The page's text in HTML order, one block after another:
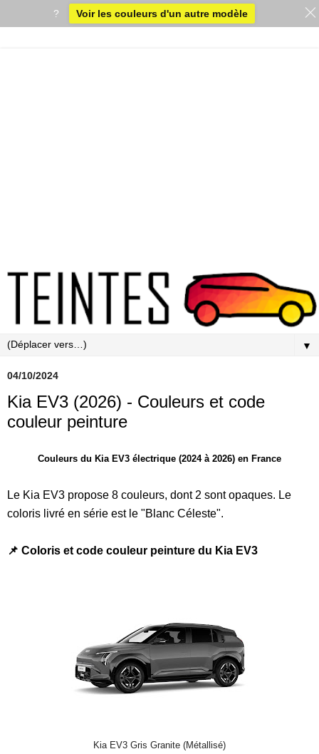
▼
04/10/2024
Kia EV3 (2026) - Couleurs et code
couleur peinture
Couleurs du Kia EV3 électrique (2024 à 2026) en France
Le Kia EV3 propose 8 couleurs, dont 2 sont opaques. Le
coloris livré en série est le "Blanc Céleste".
📌 Coloris et code couleur peinture du Kia EV3
Kia EV3 Gris Granite (Métallisé)
? Voir les couleurs d'un autre modèle